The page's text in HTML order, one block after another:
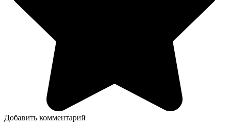
Добавить комментарий